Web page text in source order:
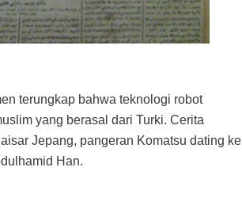
terungkap bahwa teknologi robot
yang berasal dari Turki. Cerita
Jepang, pangeran Komatsu dating ke
Han.